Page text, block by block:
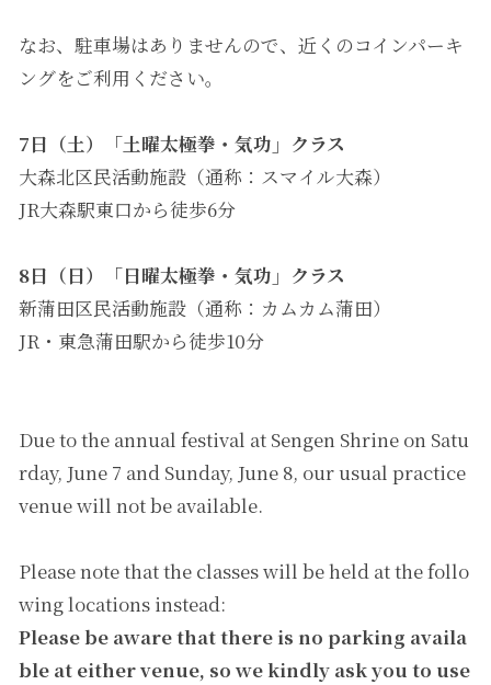
なお、駐車場はありませんので、近くのコインパーキ
ングをご利用ください。
7日（土）「土曜太極拳・気功」クラス
大森北区民活動施設（通称：スマイル大森）
JR大森駅東口から徒歩6分
8日（日）「日曜太極拳・気功」クラス
新蒲田区民活動施設（通称：カムカム蒲田）
JR・東急蒲田駅から徒歩10分
Due to the annual festival at Sengen Shrine on Satu
rday, June 7 and Sunday, June 8, our usual practice
venue will not be available.
Please note that the classes will be held at the follo
wing locations instead:
Please be aware that there is no parking availa
ble at either venue, so we kindly ask you to use